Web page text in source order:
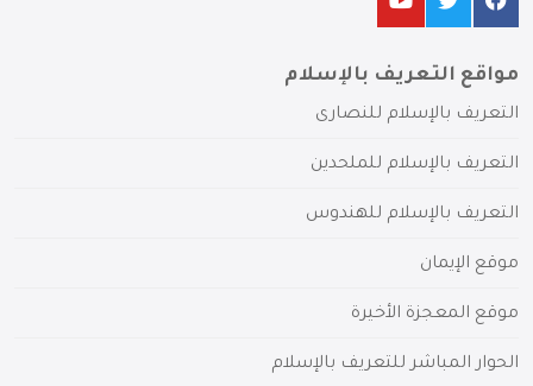
مواقع التعريف بالإسلام
التعريف بالإسلام للنصارى
التعريف بالإسلام للملحدين
التعريف بالإسلام للهندوس
موقع الإيمان
موقع المعجزة الأخيرة
الحوار المباشر للتعريف بالإسلام